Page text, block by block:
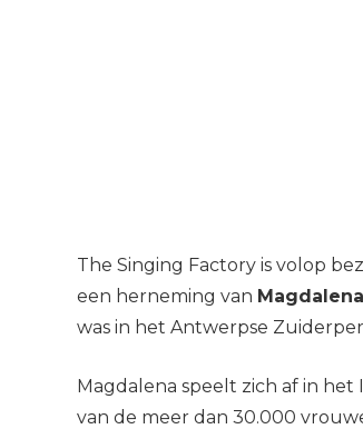
The Singing Factory is volop
een herneming van Magdalena
was in het Antwerpse
Magdalena speelt zich af in
van de meer dan 30.000